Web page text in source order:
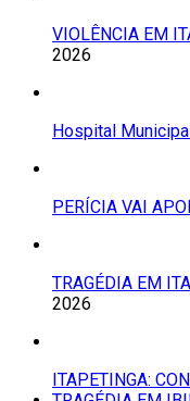
VIOLÊNCIA EM
2026
Hospital
PERÍCIA VAI
TRAGÉDIA EM
2026
ITAPETINGA: